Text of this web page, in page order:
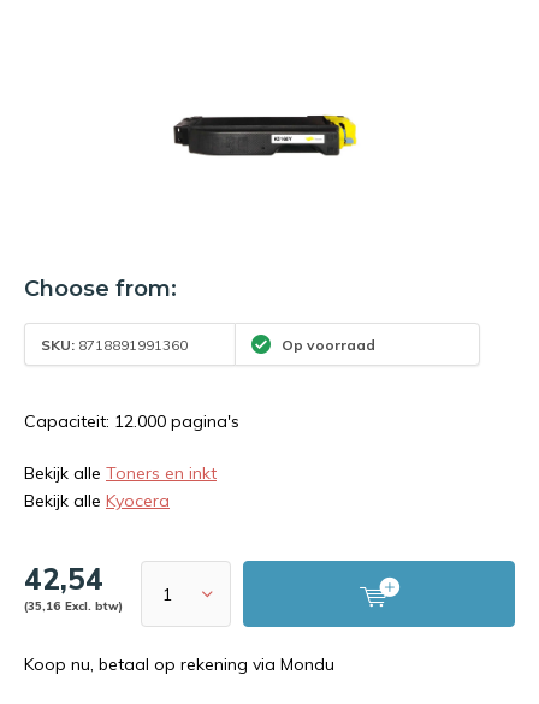
Choose from:
SKU: 8718891991360 Op voorraad
Capaciteit: 12.000 pagina's
Bekijk alle Toners en inkt
Bekijk alle Kyocera
42,54
(35,16 Excl. btw)
Koop nu, betaal op rekening via Mondu